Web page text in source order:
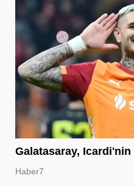
Galatasaray, Icardi'nin
Haber7